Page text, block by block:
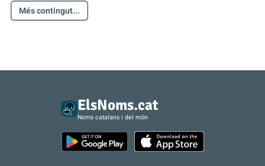
Més contingut...
ElsNoms.cat
Noms catalans i del món